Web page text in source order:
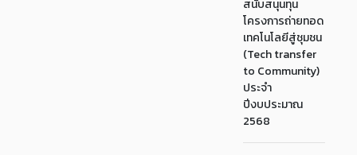
สนับสนุนทุน
โครงการถ่ายทอด
เทคโนโลยีสู่ชุมชน
(Tech transfer
to Community)
ประจำ
ปีงบประมาณ
2568